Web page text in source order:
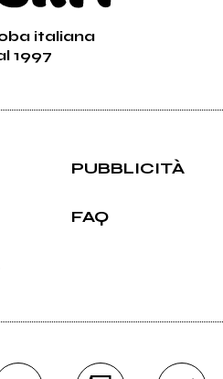
italiana
1997
PUBBLICITÀ
FAQ